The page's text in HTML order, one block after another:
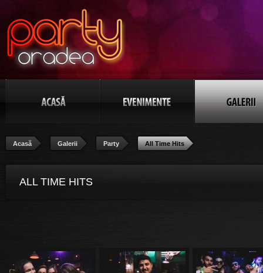
Acasă Galerii Party All Time Hits
ALL TIME HITS